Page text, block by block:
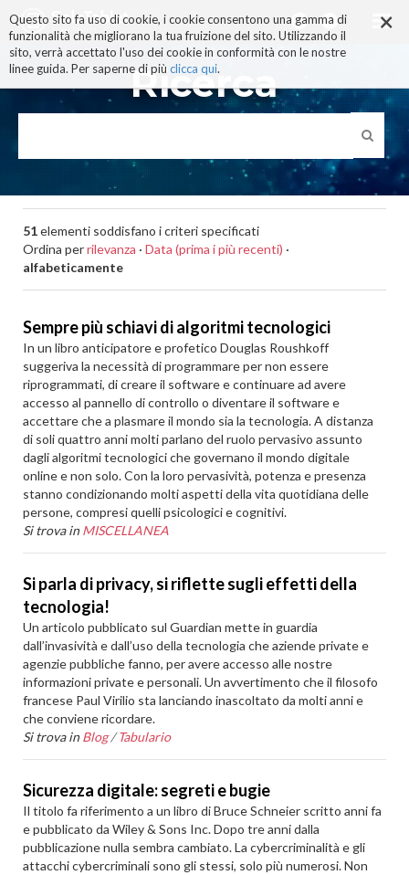
×
Questo sito fa uso di cookie, i cookie consentono una gamma di
funzionalità che migliorano la tua fruizione del sito. Utilizzando il
sito, verrà accettato l'uso dei cookie in conformità con le nostre
linee guida. Per saperne di più clicca qui.
ai
contenuti.
|
alla
navigazione
Ricerca
51elementi soddisfano i criteri specificati
Ordina perrilevanza · Data (prima i più recenti) ·
alfabeticamente
Sempre più schiavi di algoritmi tecnologici
In un libro anticipatore e profetico Douglas Roushkoff
suggeriva la necessità di programmare per non essere
riprogrammati, di creare il software e continuare ad avere
accesso al pannello di controllo o diventare il software e
accettare che a plasmare il mondo sia la tecnologia. A distanza
di soli quattro anni molti parlano del ruolo pervasivo assunto
dagli algoritmi tecnologici che governano il mondo digitale
online e non solo. Con la loro pervasività, potenza e presenza
stanno condizionando molti aspetti della vita quotidiana delle
persone, compresi quelli psicologici e cognitivi.
Si trova in MISCELLANEA
Si parla di privacy, si riflette sugli effetti della
tecnologia!
Un articolo pubblicato sul Guardian mette in guardia
dall’invasività e dall’uso della tecnologia che aziende private e
agenzie pubbliche fanno, per avere accesso alle nostre
informazioni private e personali. Un avvertimento che il filosofo
francese Paul Virilio sta lanciando inascoltato da molti anni e
che conviene ricordare.
Si trova in Blog /Tabulario
Sicurezza digitale: segreti e bugie
Il titolo fa riferimento a un libro di Bruce Schneier scritto anni fa
e pubblicato da Wiley & Sons Inc. Dopo tre anni dalla
pubblicazione nulla sembra cambiato. La cybercriminalità e gli
attacchi cybercriminali sono gli stessi, solo più numerosi. Non